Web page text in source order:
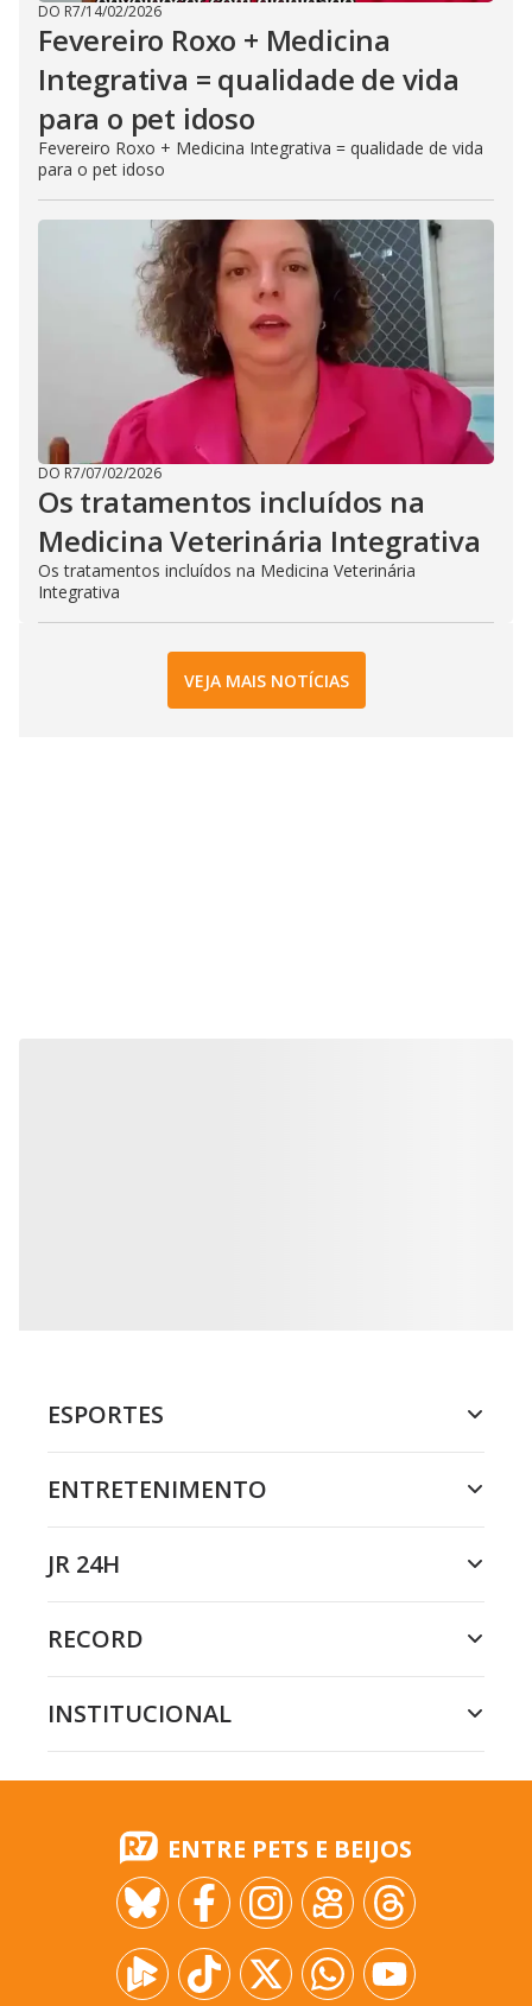
DO R7/14/02/2026
Fevereiro Roxo + Medicina
Integrativa = qualidade de vida
para o pet idoso
Fevereiro Roxo + Medicina Integrativa = qualidade de vida
para o pet idoso
DO R7/07/02/2026
Os tratamentos incluídos na
Medicina Veterinária Integrativa
Os tratamentos incluídos na Medicina Veterinária
Integrativa
VEJA MAIS NOTÍCIAS
ESPORTES
ENTRETENIMENTO
JR 24H
RECORD
INSTITUCIONAL
ENTRE PETS E BEIJOS